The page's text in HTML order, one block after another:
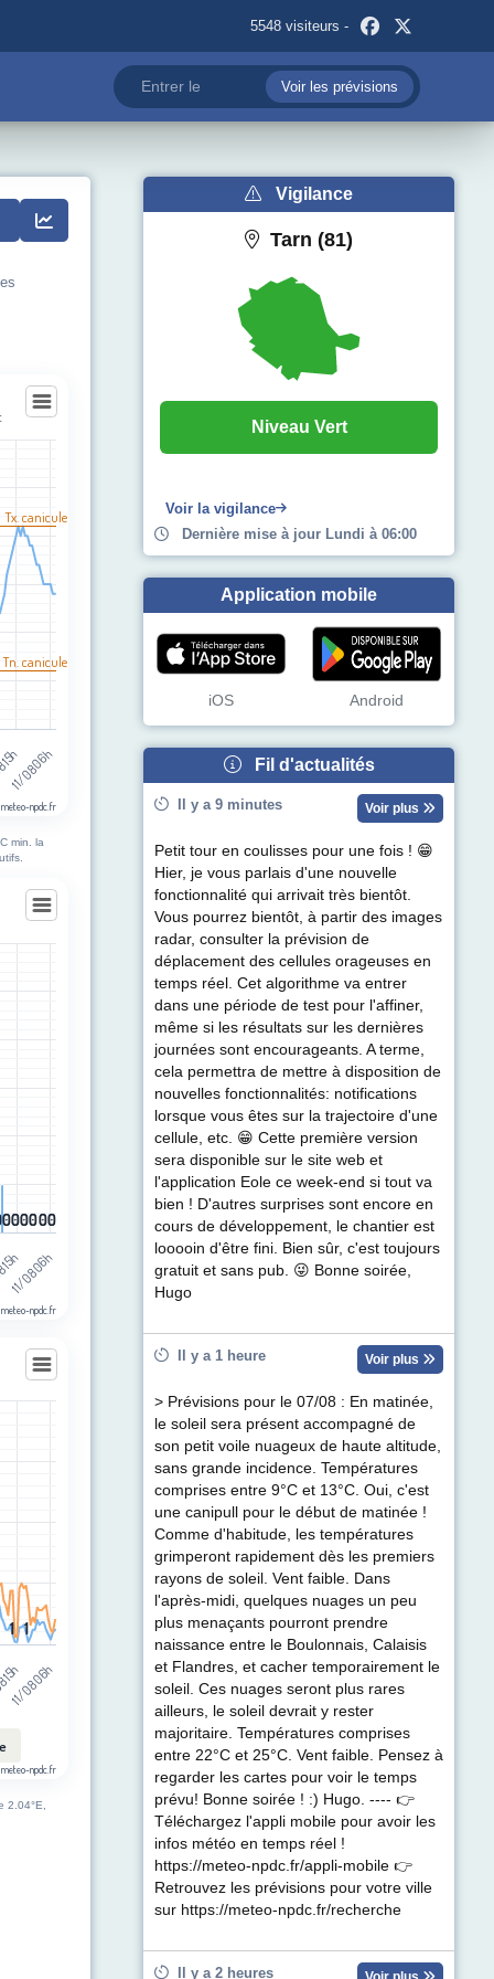
5548 visiteurs -
Voir les prévisions
(°C). Data ranges from 18 to 39.
11/08 06h
meteo-npdc.fr
Tx. canicule
Tn. canicule
min. la
de précipitations (mm). Data ranges from 0 to 0.5.
0
00
00
00
00
00
0
11/08 06h
meteo-npdc.fr
(km/h). Data ranges from 1 to 84.
11 11
11/08 06h
meteo-npdc.fr
2.04°E,
Vigilance
Tarn (81)
Niveau Vert
Voir la vigilance
Dernière mise à jour Lundi à 06:00
Application mobile
iOS Android
Fil d'actualités
Il y a 9 minutes Voir plus
Petit tour en coulisses pour une fois ! 😁
Hier, je vous parlais d'une nouvelle
fonctionnalité qui arrivait très bientôt.
Vous pourrez bientôt, à partir des images
radar, consulter la prévision de
déplacement des cellules orageuses en
temps réel. Cet algorithme va entrer
dans une période de test pour l'affiner,
même si les résultats sur les dernières
journées sont encourageants. A terme,
cela permettra de mettre à disposition de
nouvelles fonctionnalités: notifications
lorsque vous êtes sur la trajectoire d'une
cellule, etc. 😁 Cette première version
sera disponible sur le site web et
l'application Eole ce week-end si tout va
bien ! D'autres surprises sont encore en
cours de développement, le chantier est
looooin d'être fini. Bien sûr, c'est toujours
gratuit et sans pub. 😜 Bonne soirée,
Hugo
Il y a 1 heure Voir plus
> Prévisions pour le 07/08 : En matinée,
le soleil sera présent accompagné de
son petit voile nuageux de haute altitude,
sans grande incidence. Températures
comprises entre 9°C et 13°C. Oui, c'est
une canipull pour le début de matinée !
Comme d'habitude, les températures
grimperont rapidement dès les premiers
rayons de soleil. Vent faible. Dans
l'après-midi, quelques nuages un peu
plus menaçants pourront prendre
naissance entre le Boulonnais, Calaisis
et Flandres, et cacher temporairement le
soleil. Ces nuages seront plus rares
ailleurs, le soleil devrait y rester
majoritaire. Températures comprises
entre 22°C et 25°C. Vent faible. Pensez à
regarder les cartes pour voir le temps
prévu! Bonne soirée ! :) Hugo. ---- 👉
Téléchargez l'appli mobile pour avoir les
infos météo en temps réel !
https://meteo-npdc.fr/appli-mobile 👉
Retrouvez les prévisions pour votre ville
sur https://meteo-npdc.fr/recherche
Il y a 2 heures